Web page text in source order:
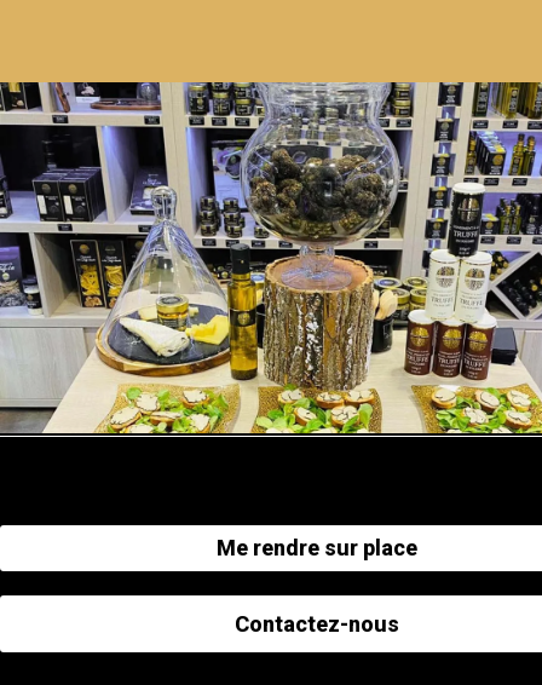
Me rendre sur place
Contactez-nous